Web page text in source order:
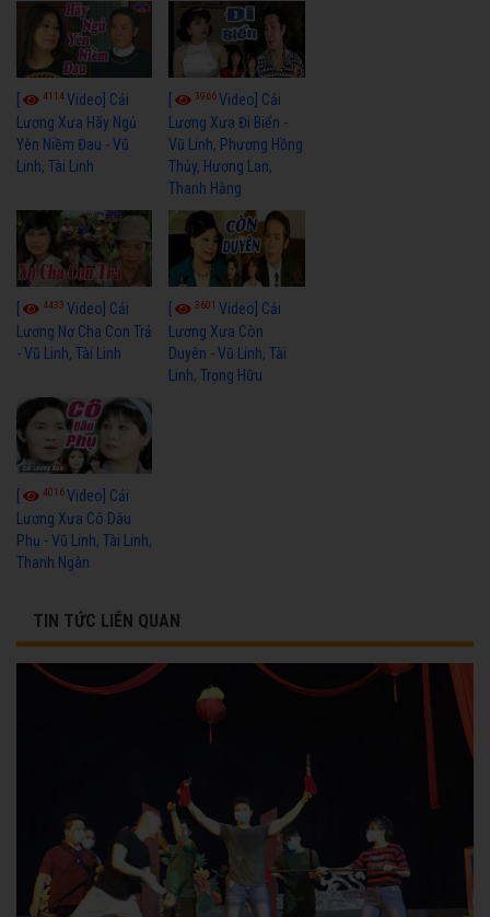
4114Video] Cải
Lương Xưa Hãy Ngủ
Yên Niềm Đau - Vũ
Linh, Tài Linh
3966Video] Cải
Lương Xưa Đi Biển -
Vũ Linh, Phương Hồng
Thủy, Hương Lan,
Thanh Hằng
4433 Video] Cải
Lương Nợ Cha Con Trả
- Vũ Linh, Tài Linh
3601Video] Cải
Lương Xưa Còn
Duyên - Vũ Linh, Tài
Linh, Trọng Hữu
[ 4016Video] Cải
Lương Xưa Cô Dâu
Phụ - Vũ Linh, Tài Linh,
Thanh Ngân
TIN TỨC LIÊN QUAN